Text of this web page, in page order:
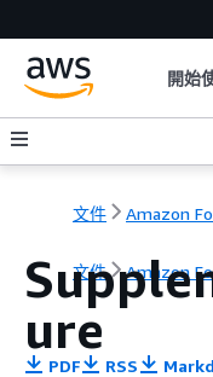
開始
文件 Amazon
文件 Amazon
ure
PDF RSS